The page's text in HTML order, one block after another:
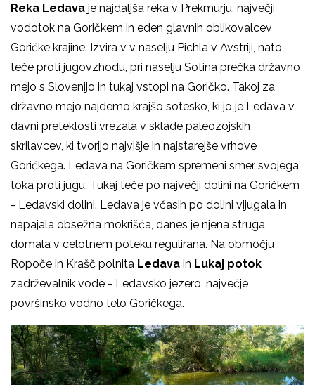
Reka Ledava je najdaljša reka v Prekmurju, največji
vodotok na Goričkem in eden glavnih oblikovalcev
Goričke krajine. Izvira v v naselju Pichla v Avstriji, nato
teče proti jugovzhodu, pri naselju Sotina prečka državno
mejo s Slovenijo in tukaj vstopi na Goričko. Takoj za
državno mejo najdemo krajšo sotesko, ki jo je Ledava v
davni preteklosti vrezala v sklade paleozojskih
skrilavcev, ki tvorijo najvišje in najstarejše vrhove
Goričkega. Ledava na Goričkem spremeni smer svojega
toka proti jugu. Tukaj teče po največji dolini na Goričkem
- Ledavski dolini. Ledava je včasih po dolini vijugala in
napajala obsežna mokrišča, danes je njena struga
domala v celotnem poteku regulirana. Na območju
Ropoče in Krašč polnita Ledava in Lukaj potok
zadrževalnik vode - Ledavsko jezero, največje
površinsko vodno telo Goričkega.